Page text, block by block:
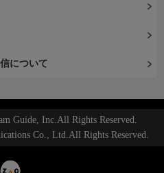
について
Guide, Inc.All Rights Reserved.
Co., Ltd.All Rights Reserved.